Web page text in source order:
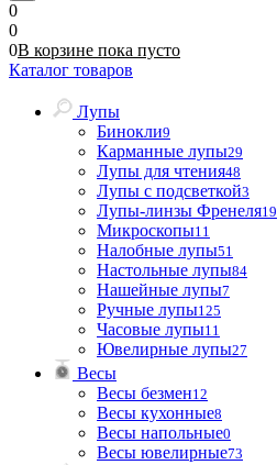
0
0
0В корзине пока пусто
Каталог товаров
Лупы
Бинокли9
Карманные лупы29
Лупы для чтения48
Лупы с подсветкой3
Лупы-линзы Френеля19
Микроскопы11
Налобные лупы51
Настольные лупы84
Нашейные лупы7
Ручные лупы125
Часовые лупы11
Ювелирные лупы27
Весы
Весы безмен12
Весы кухонные8
Весы напольные0
Весы ювелирные73